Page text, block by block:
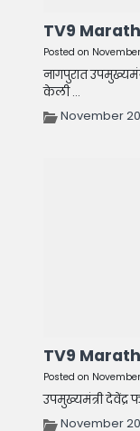
TV9
Posted on
नागपुरात
केली ...
November
TV9
Posted on
उपमुख्यमंत्री
November